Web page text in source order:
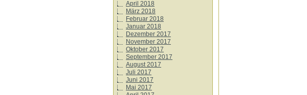
April 2018
März 2018
Februar 2018
Januar 2018
Dezember 2017
November 2017
Oktober 2017
September 2017
August 2017
Juli 2017
Juni 2017
Mai 2017